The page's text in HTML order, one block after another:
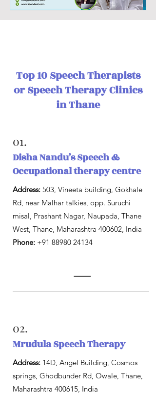
Top 10 Speech Therapists
or Speech Therapy Clinics
in Thane
01.
Disha Nandu’s Speech &
Occupational therapy centre
Address: 503, Vineeta building, Gokhale
Rd, near Malhar talkies, opp. Suruchi
misal, Prashant Nagar, Naupada, Thane
West, Thane, Maharashtra 400602, India
Phone: +91 88980 24134
02.
Mrudula Speech Therapy
Address: 14D, Angel Building, Cosmos
springs, Ghodbunder Rd, Owale, Thane,
Maharashtra 400615, India